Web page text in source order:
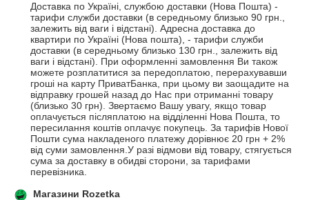
Доставка по Україні, службою доставки (Нова Пошта) -
тарифи служби доставки (в середньому близько 90 грн.,
залежить від ваги і відстані). Адресна доставка до
квартири по Україні (Нова пошта), - тарифи служби
доставки (в середньому близько 130 грн., залежить від
ваги і відстані). При оформленні замовлення Ви також
можете розплатитися за передоплатою, перерахувавши
гроші на карту ПриватБанка, при цьому ви заощадите на
відправку грошей назад до Нас при отриманні товару
(близько 30 грн). Звертаємо Вашу увагу, якщо товар
оплачується післяплатою на відділенні Нова Пошта, то
пересилання коштів оплачує покупець. За тарифів Нової
Пошти сума накладеного платежу дорівнює 20 грн + 2%
від суми замовлення.У разі відмови від товару, стягується
сума за доставку в обидві сторони, за тарифами
перевізника.
Магазини Rozetka